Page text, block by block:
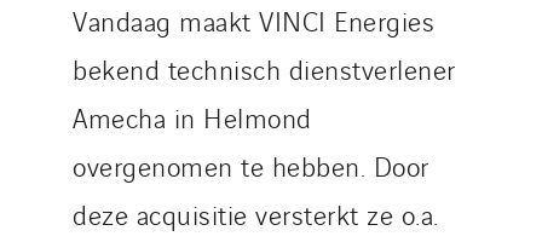
Vandaag maakt VINCI Energies
bekend technisch dienstverlener
Amecha in Helmond
overgenomen te hebben. Door
deze acquisitie versterkt ze o.a.
Valette
VINCI Stiftung
Austria